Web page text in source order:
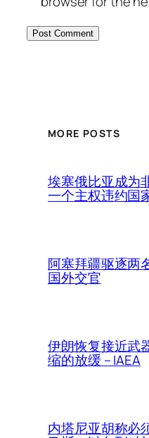
MORE POSTS
埃塞俄比亚成为
一个主权违约国
阿塞拜疆驱逐两
国外交官
伊朗恢复接近武
缩的放缓 – IAEA
内塔尼亚胡称必